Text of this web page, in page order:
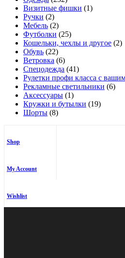
Визитные фишки (1)
Ручки (2)
Мебель (2)
Футболки (25)
Кошельки, чехлы и другое (2)
Обувь (22)
Ветровка (6)
Спецодежда (41)
Рулетки профи класса с
Рекламные светильники (6)
Аксессуары (1)
Кружки и бутылки (19)
Шорты (8)
Shop
My Account
Wishlist